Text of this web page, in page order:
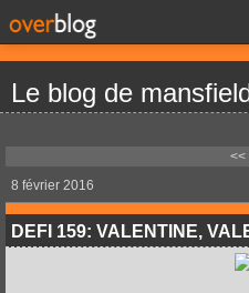
Le blog de
<<
8 février 2016
DEFI 159: VALENTINE,